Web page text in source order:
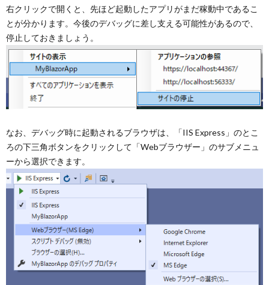
右クリックで開くと、先ほど起動したアプリがまだ稼動中であるこ
とが分かります。今後のデバッグに差し支える可能性があるので、
停止しておきましょう。
なお、デバッグ時に起動されるブラウザは、「IIS Express」のとこ
ろの下三角ボタンをクリックして「Webブラウザー」のサブメニュ
ーから選択できます。